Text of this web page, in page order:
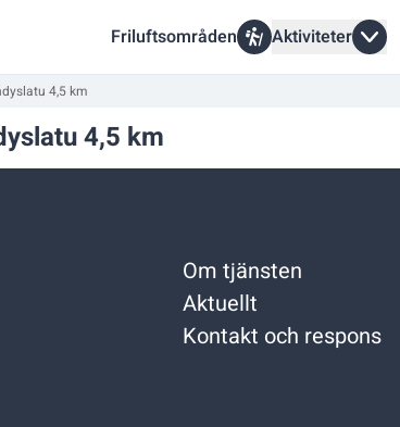
Friluftsområden Aktiviteter
4,5 km
4,5 km
Om tjänsten
Aktuellt
Kontakt och respons